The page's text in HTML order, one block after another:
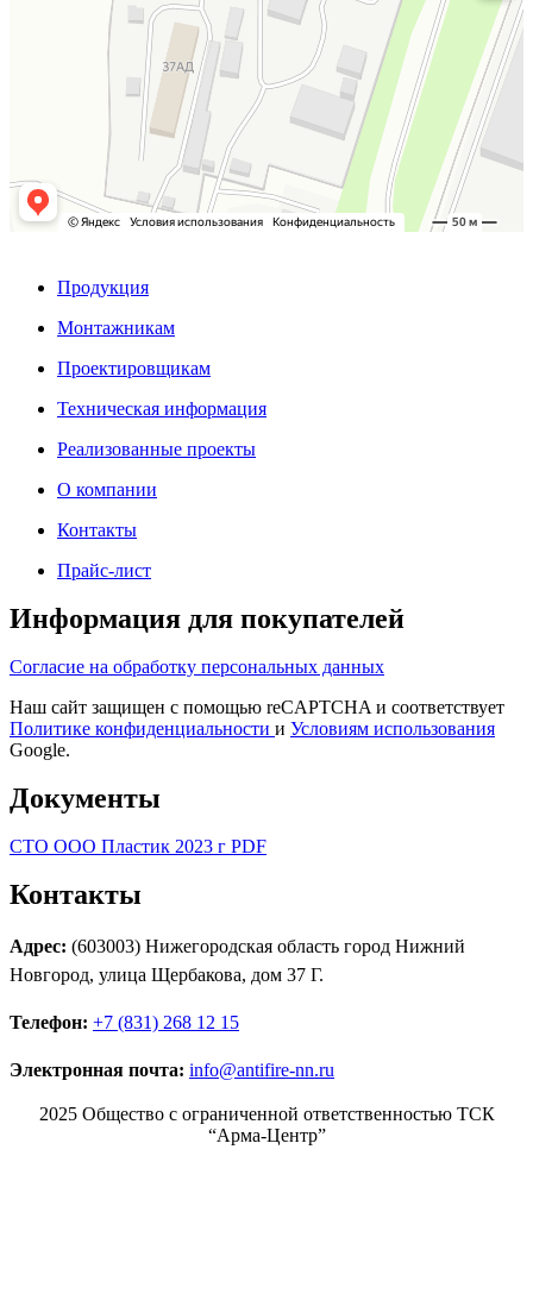
Продукция
Монтажникам
Проектировщикам
Техническая информация
Реализованные проекты
О компании
Контакты
Прайс-лист
Информация для покупателей
Согласие на обработку персональных данных
Наш сайт защищен с помощью reCAPTCHA и соответствует
Политике конфиденциальности и Условиям использования
Google.
Документы
СТО ООО Пластик 2023 г PDF
Контакты
Адрес: (603003) Нижегородская область город Нижний
Новгород, улица Щербакова, дом 37 Г.
Телефон: +7 (831) 268 12 15
Электронная почта: info@antifire-nn.ru
2025 Общество с ограниченной ответственностью ТСК
“Арма-Центр”